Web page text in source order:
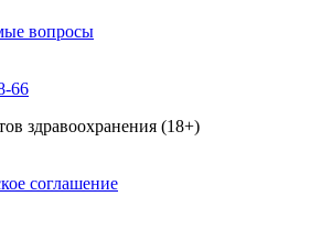
вопросы
66
здравоохранения (18+)
соглашение